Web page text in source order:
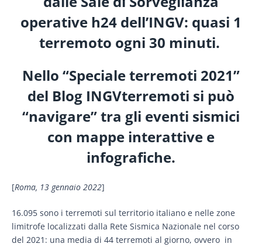
operative h24 dell’INGV: quasi 1
terremoto ogni 30 minuti.
Nello “Speciale terremoti 2021”
del Blog INGVterremoti si può
“navigare” tra gli eventi sismici
con mappe interattive e
infografiche.
[Roma, 13 gennaio 2022]
16.095 sono i terremoti sul territorio italiano e nelle zone
limitrofe localizzati dalla Rete Sismica Nazionale nel corso
del 2021: una media di 44 terremoti al giorno, ovvero in